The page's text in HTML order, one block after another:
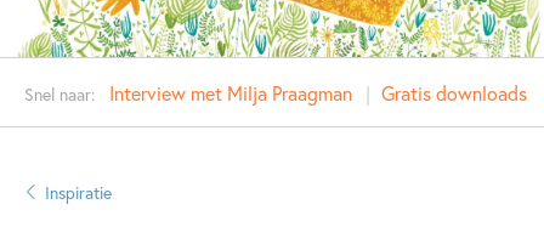
Snel naar: Interview met Milja Praagman Gratis downloads
Inspiratie